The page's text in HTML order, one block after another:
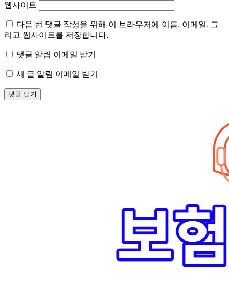
웹사이트
다음 번 댓글 작성을 위해 이 브라우저에 이름, 이메일, 그
리고 웹사이트를 저장합니다.
댓글 알림 이메일 받기
새 글 알림 이메일 받기